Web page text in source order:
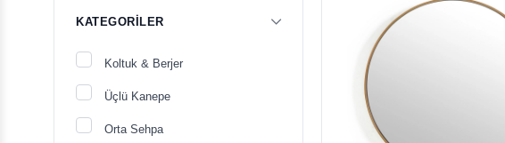
KATEGORILER
Koltuk & Berjer
Üçlü Kanepe
Orta Sehpa